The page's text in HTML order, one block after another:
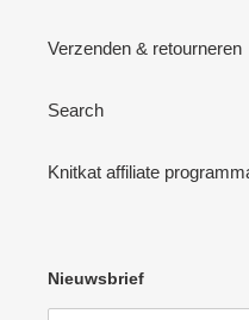
Verzenden & retourneren
Search
Knitkat affiliate
Nieuwsbrief